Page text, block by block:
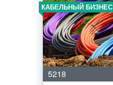
КАБЕЛЬНЫЙ БИЗНЕС
5218